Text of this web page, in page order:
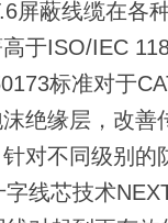
屏蔽线缆在各
高于ISO/IEC
标准对于
绝缘层，改善
对不同级别的
线芯技术